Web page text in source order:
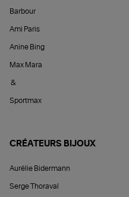
Barbour
Ami Paris
Anine Bing
Max Mara
&
Sportmax
CRÉATEURS BIJOUX
Aurélie Bidermann
Serge Thoraval